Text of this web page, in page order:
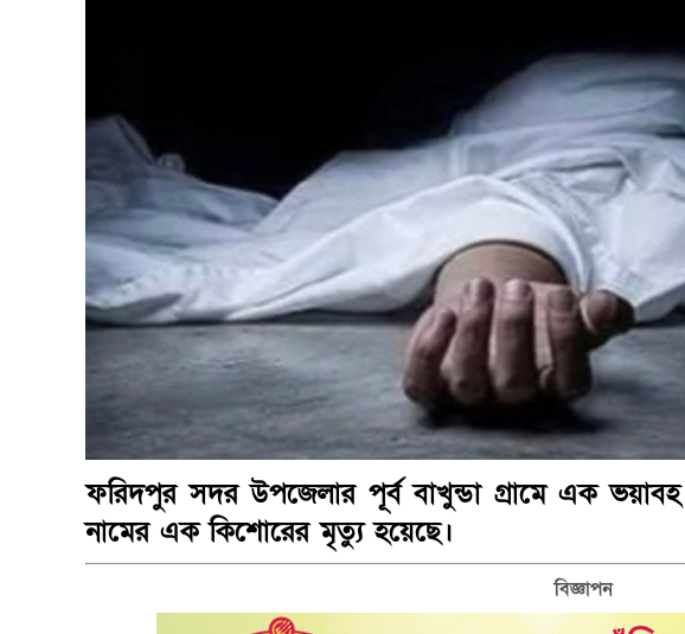
ফরিদপুর সদর উপজেলার পূর্ব বাখুন্ডা গ্রামে এক ভয়াবহ
নামের এক কিশোরের মৃত্যু হয়েছে।
বিজ্ঞাপন